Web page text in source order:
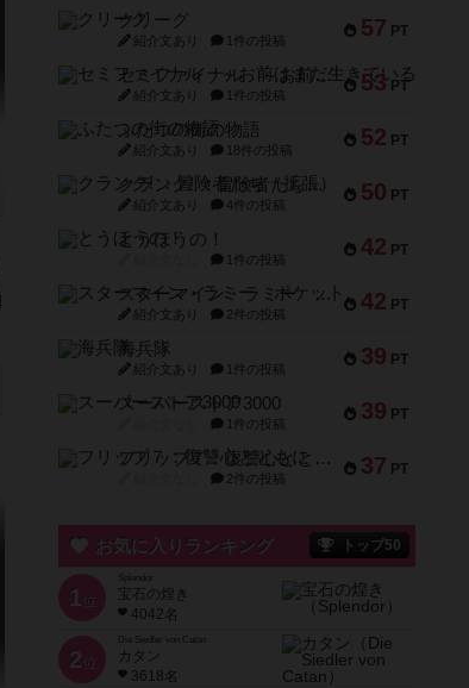
57 PT
クリーグ
紹介文あり 1件の投稿
53 PT
セミファイナル ～お前はまだ生きている～
紹介文あり 1件の投稿
52 PT
ふたつの街の物語
紹介文あり 18件の投稿
50 PT
クランク! ：冒険者たち（拡張）
紹介文あり 4件の投稿
42 PT
とうほうの！
1件の投稿
42 PT
スターマイン・ラミー ポケット
紹介文あり 2件の投稿
39 PT
海兵隊
紹介文あり 1件の投稿
39 PT
スーパーストア3000
1件の投稿
37 PT
フリップ７：復讐心とともに
2件の投稿
お気に入りランキング トップ50
1 位
宝石の煌き
4042名
2 位
Die Siedler von Catan
カタン
3618名